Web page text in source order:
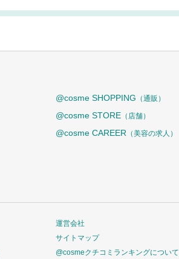
@cosme SHOPPING （通販）
@cosme STORE （店舗）
@cosme CAREER （美容の求人）
運営会社
サイトマップ
@cosmeクチコミランキングについて